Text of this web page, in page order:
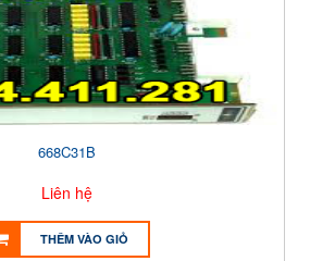
668C31B
Liên hệ
THÊM VÀO GIỎ